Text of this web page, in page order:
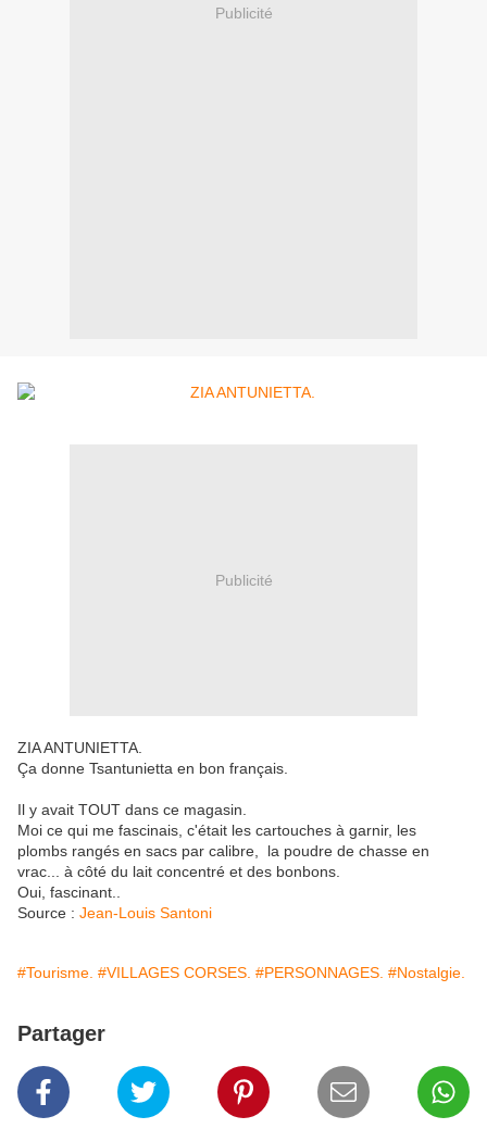
Publicité
Publicité
ZIA ANTUNIETTA.
Ça donne Tsantunietta en bon français.
Il y avait TOUT dans ce magasin.
Moi ce qui me fascinais, c'était les cartouches à garnir, les
plombs rangés en sacs par calibre, la poudre de chasse en
vrac... à côté du lait concentré et des bonbons.
Oui, fascinant..
Source : Jean-Louis Santoni
#Tourisme. #VILLAGES CORSES. #PERSONNAGES. #Nostalgie.
Partager